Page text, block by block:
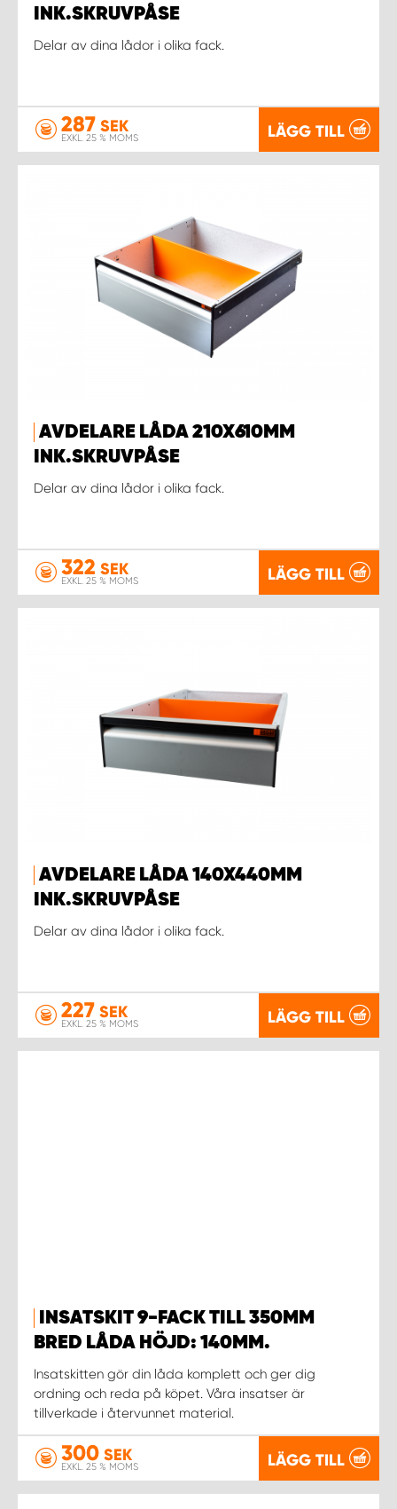
INK.SKRUVPÅSE
Delar av dina lådor i olika fack.
287 SEK
EXKL. 25 % MOMS LÄGG TILL
AVDELARE LÅDA 210X610MM
INK.SKRUVPÅSE
Delar av dina lådor i olika fack.
322 SEK
EXKL. 25 % MOMS LÄGG TILL
AVDELARE LÅDA 140X440MM
INK.SKRUVPÅSE
Delar av dina lådor i olika fack.
227 SEK
EXKL. 25 % MOMS LÄGG TILL
INSATSKIT 9-FACK TILL 350MM
BRED LÅDA HÖJD: 140MM.
Insatskitten gör din låda komplett och ger dig
ordning och reda på köpet. Våra insatser är
tillverkade i återvunnet material.
300 SEK
EXKL. 25 % MOMS LÄGG TILL